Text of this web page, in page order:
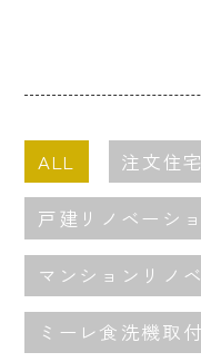
ALL 注文住宅
戸建リノベーシ
マンションリノ
ミーレ食洗機取